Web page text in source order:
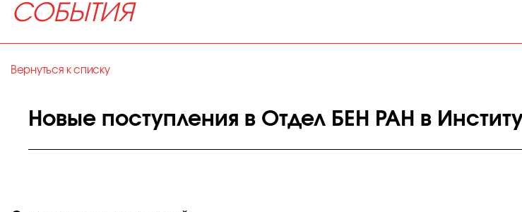
СОБЫТИЯ
Вернуться к списку
Новые поступления в Отдел БЕН РАН в